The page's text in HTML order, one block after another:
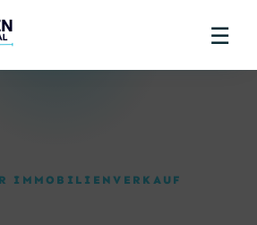
☰
IMMOBILIENVERKAUF